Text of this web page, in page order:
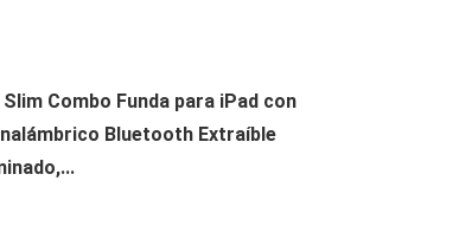
Combo Funda para iPad con
Bluetooth Extraíble